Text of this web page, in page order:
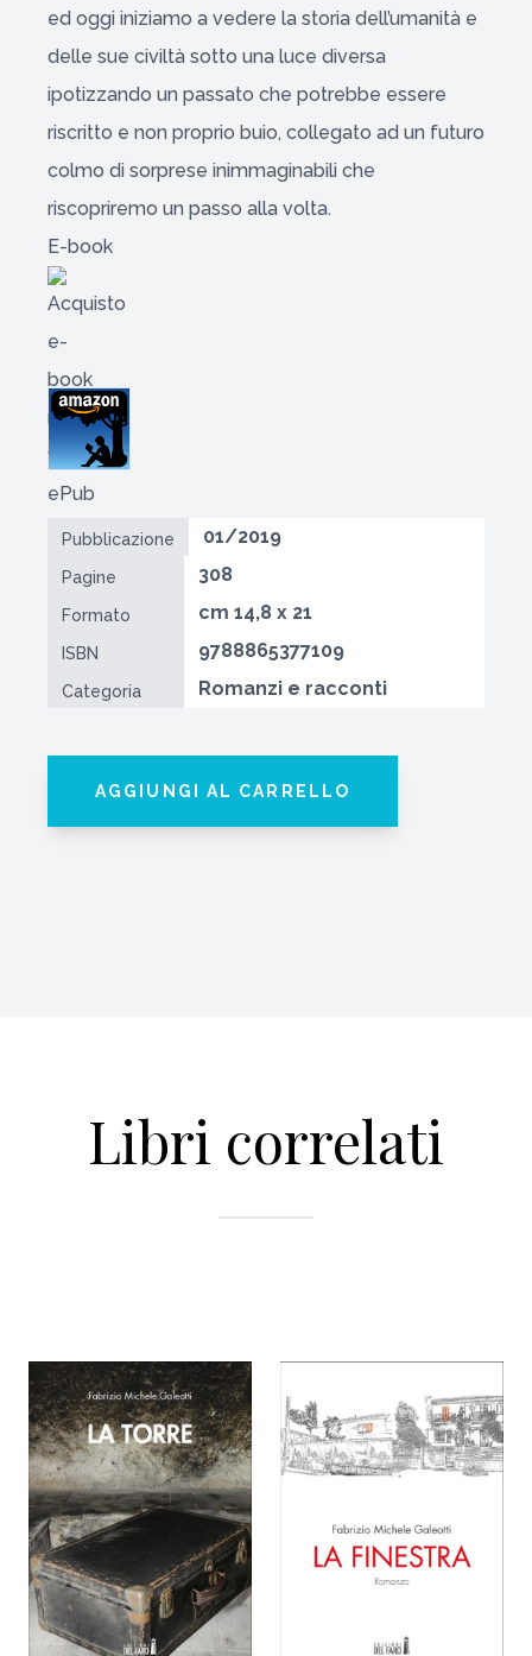
ed oggi iniziamo a vedere la storia dell’umanità e
delle sue civiltà sotto una luce diversa
ipotizzando un passato che potrebbe essere
riscritto e non proprio buio, collegato ad un futuro
colmo di sorprese inimmaginabili che
riscopriremo un passo alla volta.
E-book
Pubblicazione 01/2019
Pagine 308
Formato cm 14,8 x 21
ISBN 9788865377109
Categoria Romanzi e racconti
AGGIUNGI AL CARRELLO
Libri correlati